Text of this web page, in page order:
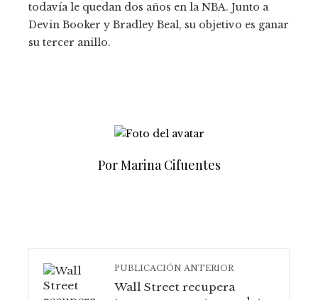
todavía le quedan dos años en la NBA. Junto a
Devin Booker y Bradley Beal, su objetivo es ganar
su tercer anillo.
Por Marina Cifuentes
PUBLICACIÓN ANTERIOR
Wall Street recupera